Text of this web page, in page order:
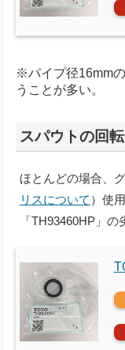
※パイプ径16mm
うことが多い。
スパウトの回
ほとんどの場合、
リスについて ）使
「TH93460HP」の